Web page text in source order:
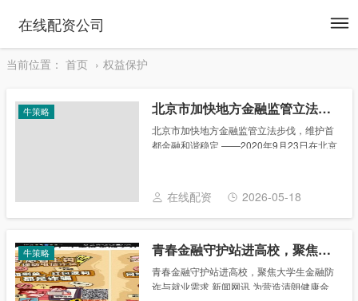
在线配资公司
当前位置： 首页 权益保护
牛策略 北京市加快地方金融监管立法步伐，维护首都金融和谐稳定
北京市加快地方金融监管立法步伐，维护首
都金融和谐稳定 ——2020年9月23日在北京
副主任 成燕红 主任、各位副主任、秘书......
在线配资 2026-05-18
牛策略 青春金融守护站进高校，聚焦大学生金融防诈与就业需求
青春金融守护站进高校，聚焦大学生金融防
诈与就业需求 新闻网讯 为营造清朗健康金